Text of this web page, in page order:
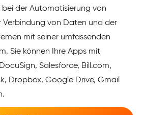
bei der Automatisierung von
Verbindung von Daten und der
mit seiner umfassenden
Sie können Ihre Apps mit
Salesforce, Bill.com,
Dropbox, Google Drive, Gmail